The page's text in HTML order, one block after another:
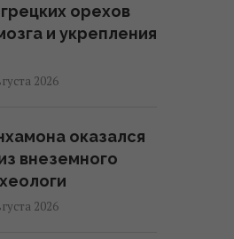
орехов
и укрепления
2026
оказался
внеземного
2026